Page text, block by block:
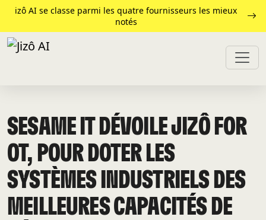
izô AI se classe parmi les quatre fournisseurs les mieux
notés
SESAME IT DÉVOILE JIZÔ FOR
OT, POUR DOTER LES
SYSTÈMES INDUSTRIELS DES
MEILLEURES CAPACITÉS DE